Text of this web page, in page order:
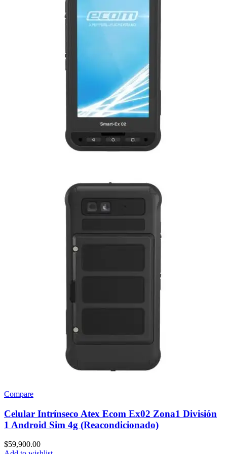
Compare
Celular Intrínseco Atex Ecom Ex02 Zona1 División
1 Android Sim 4g (Reacondicionado)
$59,900.00